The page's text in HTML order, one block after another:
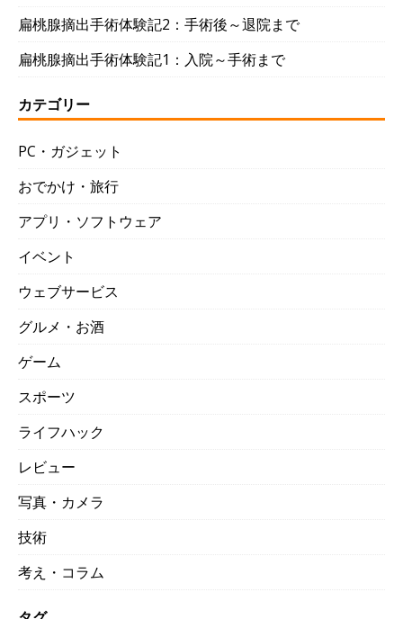
扁桃腺摘出手術体験記2：手術後～退院まで
扁桃腺摘出手術体験記1：入院～手術まで
カテゴリー
PC・ガジェット
おでかけ・旅行
アプリ・ソフトウェア
イベント
ウェブサービス
グルメ・お酒
ゲーム
スポーツ
ライフハック
レビュー
写真・カメラ
技術
考え・コラム